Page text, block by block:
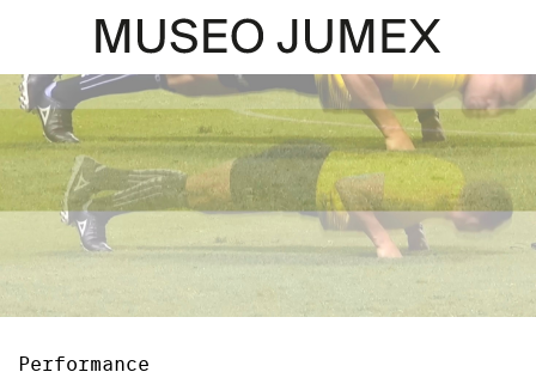
Performance